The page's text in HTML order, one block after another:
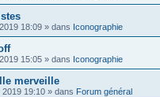
18:09 » dans Iconographie
15:05 » dans Iconographie
merveille
19:10 » dans Forum général